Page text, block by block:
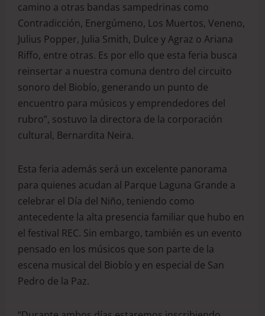
camino a otras bandas sampedrinas como
Contradicción, Energúmeno, Los Muertos, Veneno,
Julius Popper, Julia Smith, Dulce y Agraz o Ariana
Riffo, entre otras. Es por ello que esta feria busca
reinsertar a nuestra comuna dentro del circuito
sonoro del Biobío, generando un punto de
encuentro para músicos y emprendedores del
rubro”, sostuvo la directora de la corporación
cultural, Bernardita Neira.
Esta feria además será un excelente panorama
para quienes acudan al Parque Laguna Grande a
celebrar el Día del Niño, teniendo como
antecedente la alta presencia familiar que hubo en
el festival REC. Sin embargo, también es un evento
pensado en los músicos que son parte de la
escena musical del Biobío y en especial de San
Pedro de la Paz.